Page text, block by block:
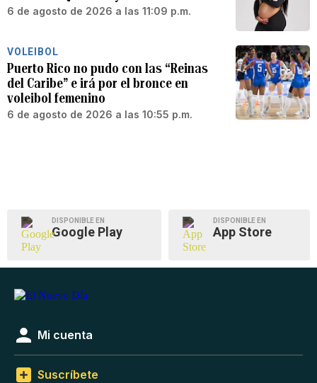
6 de agosto de 2026 a las 11:09 p.m.
VOLEIBOL
Puerto Rico no pudo con las “Reinas
del Caribe” e irá por el bronce en
voleibol femenino
6 de agosto de 2026 a las 10:55 p.m.
DISPONIBLE EN
Google Play
DISPONIBLE EN
App Store
Mi cuenta
Suscríbete